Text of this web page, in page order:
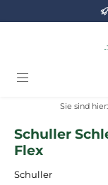
Zum Hauptinhalt
Sie sind hier:
Schuller
Flex
Schuller